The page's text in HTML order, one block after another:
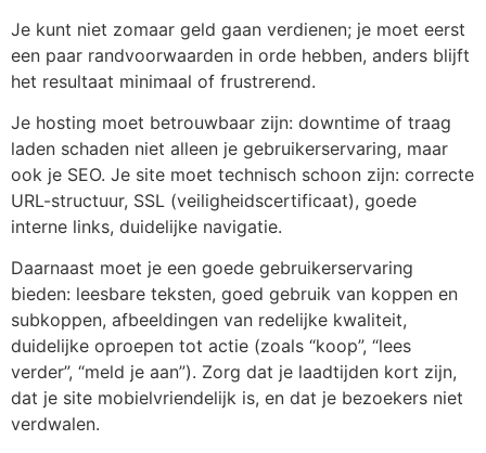
Je kunt niet zomaar geld gaan verdienen; je moet eerst
een paar randvoorwaarden in orde hebben, anders blijft
het resultaat minimaal of frustrerend.
Je hosting moet betrouwbaar zijn: downtime of traag
laden schaden niet alleen je gebruikerservaring, maar
ook je SEO. Je site moet technisch schoon zijn: correcte
URL-structuur, SSL (veiligheidscertificaat), goede
interne links, duidelijke navigatie.
Daarnaast moet je een goede gebruikerservaring
bieden: leesbare teksten, goed gebruik van koppen en
subkoppen, afbeeldingen van redelijke kwaliteit,
duidelijke oproepen tot actie (zoals “koop”, “lees
verder”, “meld je aan”). Zorg dat je laadtijden kort zijn,
dat je site mobielvriendelijk is, en dat je bezoekers niet
verdwalen.